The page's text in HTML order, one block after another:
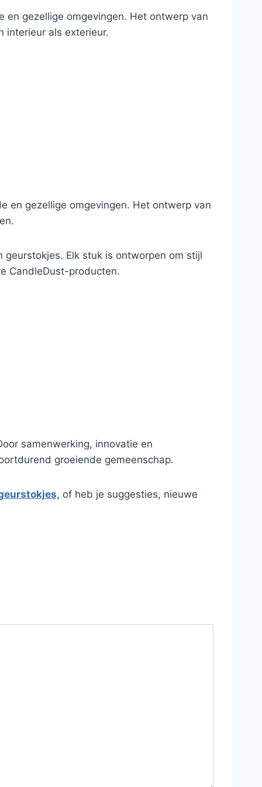
gezellige omgevingen. Het ontwerp van
interieur als exterieur.
en gezellige omgevingen. Het ontwerp van
Elk stuk is ontworpen om stijl
CandleDust-producten.
samenwerking, innovatie en
groeiende gemeenschap.
of heb je suggesties, nieuwe